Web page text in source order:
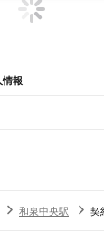
情報
和泉中央駅 契